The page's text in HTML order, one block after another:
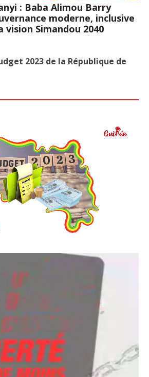
: Baba Alimou Barry
moderne, inclusive
vision Simandou 2040
2023 de la République de